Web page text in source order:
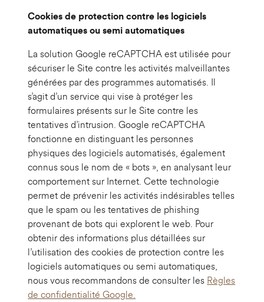
Cookies de protection contre les logiciels
automatiques ou semi automatiques
La solution Google reCAPTCHA est utilisée pour
sécuriser le Site contre les activités malveillantes
générées par des programmes automatisés. Il
s’agit d’un service qui vise à protéger les
formulaires présents sur le Site contre les
tentatives d’intrusion. Google reCAPTCHA
fonctionne en distinguant les personnes
physiques des logiciels automatisés, également
connus sous le nom de « bots », en analysant leur
comportement sur Internet. Cette technologie
permet de prévenir les activités indésirables telles
que le spam ou les tentatives de phishing
provenant de bots qui explorent le web. Pour
obtenir des informations plus détaillées sur
l’utilisation des cookies de protection contre les
logiciels automatiques ou semi automatiques,
nous vous recommandons de consulter les Règles
de confidentialité Google.